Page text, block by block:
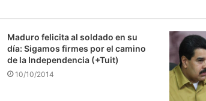
Maduro felicita al soldado en su
día: Sigamos firmes por el camino
de la Independencia (+Tuit)
10/10/2014